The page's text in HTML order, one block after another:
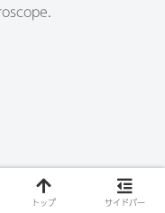
トップ サイドバー